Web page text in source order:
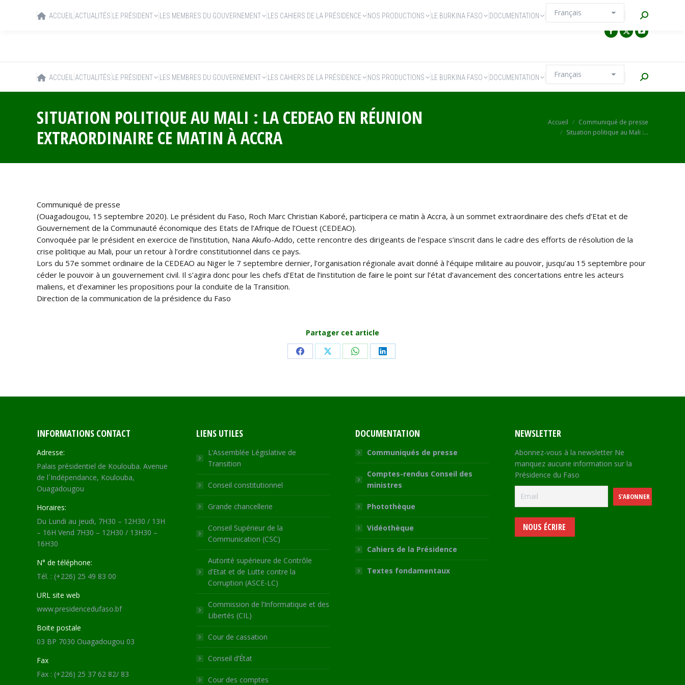
ACCUEIL ACTUALITÉS LE PRÉSIDENT LES MEMBRES DU GOUVERNEMENT LES CAHIERS DE LA PRÉSIDENCE NOS PRODUCTIONS LE BURKINA FASO DOCUMENTATION Recherche
SITUATION POLITIQUE AU MALI : LA CEDEAO EN RÉUNION
EXTRAORDINAIRE CE MATIN À ACCRA
Vous êtes ici :Accueil
Communiqué de presse
Situation politique au Mali :…
Communiqué de presse
(Ouagadougou, 15 septembre 2020). Le président du Faso, Roch Marc Christian Kaboré, participera ce matin à Accra, à un sommet extraordinaire des chefs d’Etat et de
Gouvernement de la Communauté économique des Etats de l’Afrique de l’Ouest (CEDEAO).
Convoquée par le président en exercice de l’institution, Nana Akufo-Addo, cette rencontre des dirigeants de l’espace s’inscrit dans le cadre des efforts de résolution de la
crise politique au Mali, pour un retour à l’ordre constitutionnel dans ce pays.
Lors du 57e sommet ordinaire de la CEDEAO au Niger le 7 septembre dernier, l’organisation régionale avait donné à l’équipe militaire au pouvoir, jusqu’au 15 septembre pour
céder le pouvoir à un gouvernement civil. Il s’agira donc pour les chefs d’Etat de l’institution de faire le point sur l’état d’avancement des concertations entre les acteurs
maliens, et d’examiner les propositions pour la conduite de la Transition.
Direction de la communication de la présidence du Faso
Partager cet article
Share Share Share Share
INFORMATIONS CONTACT
Adresse:
Palais présidentiel de Koulouba. Avenue
de l´Indépendance, Koulouba,
Ouagadougou
Horaires:
Du Lundi au jeudi, 7H30 – 12H30 / 13H
– 16H Vend 7H30 – 12H30 / 13H30 –
16H30
N° de téléphone:
Tél. : (+226) 25 49 83 00
URL site web
www.presidencedufaso.bf
Boite postale
03 BP 7030 Ouagadougou 03
Fax
Fax : (+226) 25 37 62 82/ 83
LIENS UTILES
L’Assemblée Législative de
Transition
Conseil constitutionnel
Grande chancellerie
Conseil Supérieur de la
Communication (CSC)
Autorité supérieure de Contrôle
d’Etat et de Lutte contre la
Corruption (ASCE-LC)
Commission de l’Informatique et des
Libertés (CIL)
Cour de cassation
Conseil d’État
Cour des comptes
DOCUMENTATION
Communiqués de presse
Comptes-rendus Conseil des
ministres
Photothèque
Vidéothèque
Cahiers de la Présidence
Textes fondamentaux
NEWSLETTER
Abonnez-vous à la newsletter Ne
manquez aucune information sur la
Présidence du Faso
NOUS ÉCRIRE
ACCUEIL ACTUALITÉS LE PRÉSIDENT LES MEMBRES DU GOUVERNEMENT LES CAHIERS DE LA PRÉSIDENCE NOS PRODUCTIONS LE BURKINA FASO DOCUMENTATION Recherche